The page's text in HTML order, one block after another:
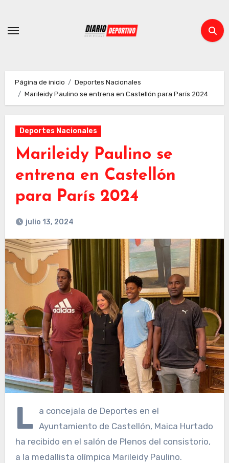
contenido
Página de inicio
Deportes Nacionales
Marileidy Paulino se entrena en Castellón para París 2024
Deportes Nacionales
Marileidy Paulino se
entrena en Castellón
para París 2024
julio 13, 2024
L a concejala de Deportes en el
Ayuntamiento de Castellón, Maica Hurtado
ha recibido en el salón de Plenos del consistorio,
a la medallista olímpica Marileidy Paulino.